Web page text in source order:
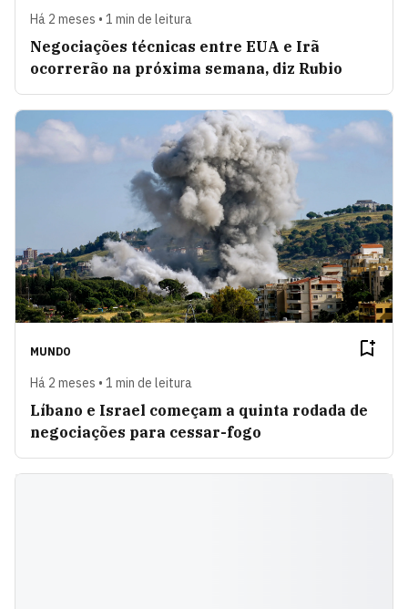
Há 2 meses • 1 min de leitura
Negociações técnicas entre EUA e Irã
ocorrerão na próxima semana, diz Rubio
MUNDO
Há 2 meses • 1 min de leitura
Líbano e Israel começam a quinta rodada de
negociações para cessar-fogo